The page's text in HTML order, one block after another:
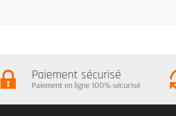
Paiement sécurisé
Paiement en ligne 100% sécurisé